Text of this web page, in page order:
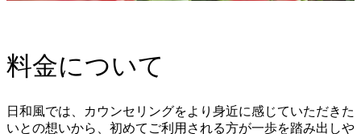
料金について
日和風では、カウンセリングをより身近に感じていただきた
いとの想いから、初めてご利用される方が一歩を踏み出しや